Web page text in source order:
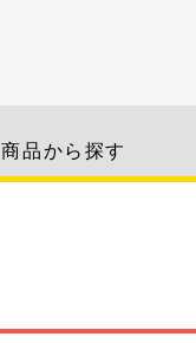
商品から探す